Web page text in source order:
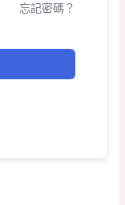
忘記密碼？